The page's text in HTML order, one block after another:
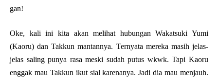
gan!
Oke, kali ini kita akan melihat hubungan Wakatsuki Yumi
(Kaoru) dan Takkun mantannya. Ternyata mereka masih jelas-
jelas saling punya rasa meski sudah putus wkwk. Tapi Kaoru
enggak mau Takkun ikut sial karenanya. Jadi dia mau menjauh.